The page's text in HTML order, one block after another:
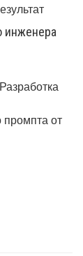
инженера
промпта от